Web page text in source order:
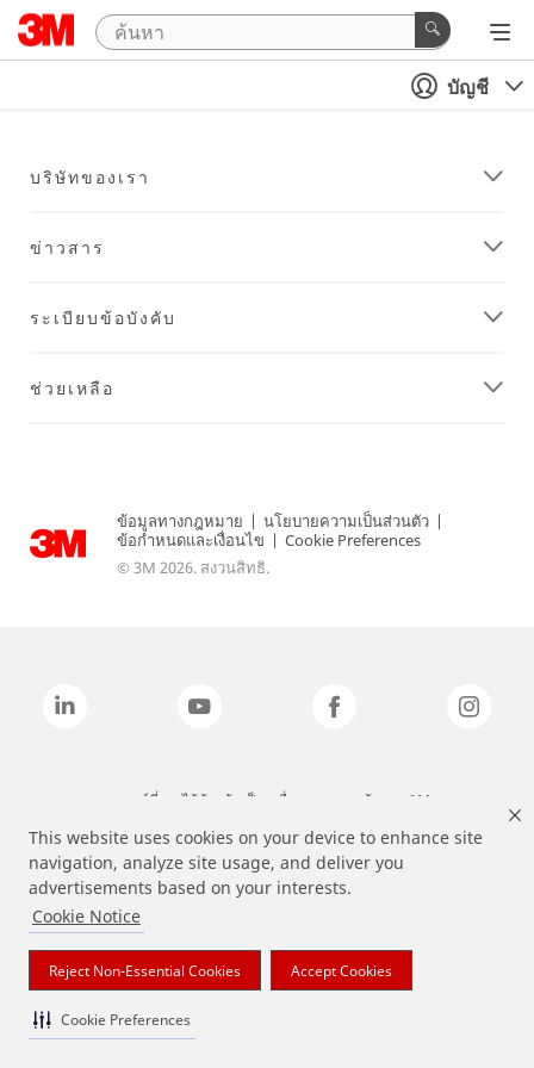
This website uses cookies on your device to enhance site
navigation, analyze site usage, and deliver you
advertisements based on your interests.
Cookie Notice
Reject Non-Essential Cookies Accept Cookies
Cookie Preferences
บัญชี
บริษัทของเรา
ข่าวสาร
ระเบียบข้อบังคับ
ช่วยเหลือ
ข้อมูลทางกฎหมาย | นโยบายความเป็นส่วนตัว |
ข้อกำหนดและเงื่อนไข | Cookie Preferences
© 3M 2026. สงวนสิทธิ.
แบรนด์ที่ระบุไว้ข้างต้นเป็นเครื่องหมายการค้าของ 3M